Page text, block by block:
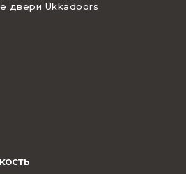
двери Ukkadoors